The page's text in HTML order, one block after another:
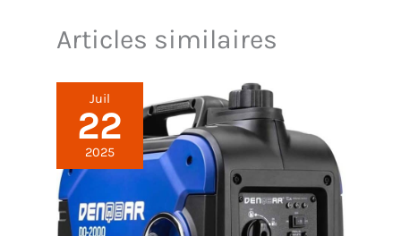
Articles similaires
Juil
22
2025